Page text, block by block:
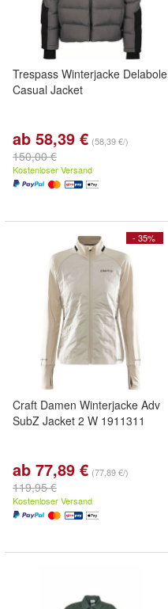
Trespass Winterjacke Delabole
Casual Jacket
ab 58,39 € (58,39 €/)
150,00 €
Kostenloser Versand
- 35%
Craft Damen Winterjacke Adv
SubZ Jacket 2 W 1911311
ab 77,89 € (77,89 €/)
119,95 €
Kostenloser Versand